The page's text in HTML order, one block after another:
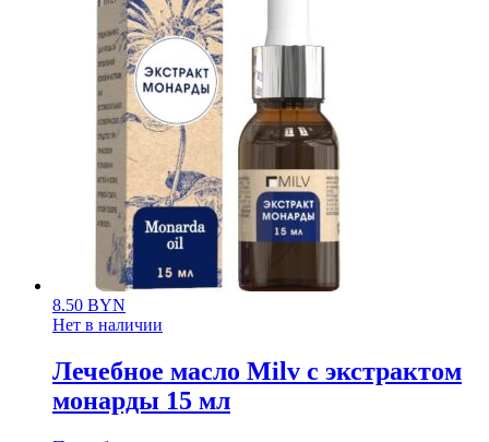
8.50 BYN
Нет в наличии
Лечебное масло Milv с экстрактом
монарды 15 мл